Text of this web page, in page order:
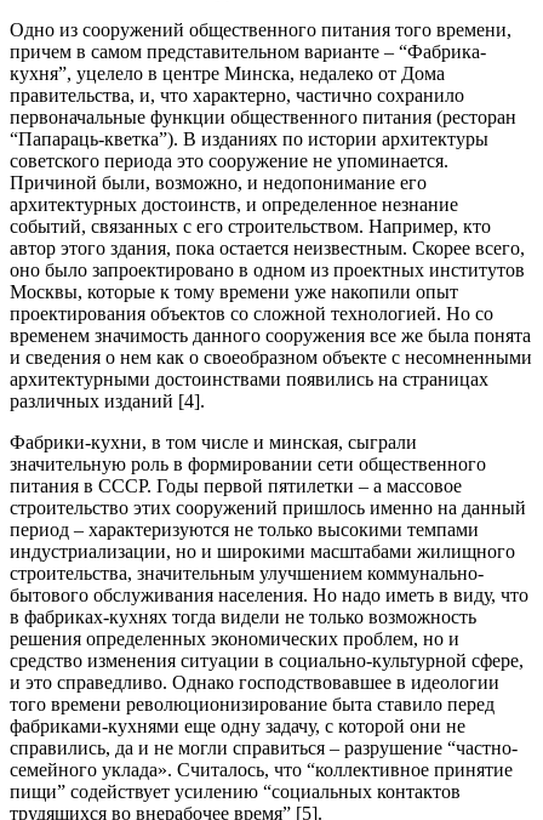
Одно из сооружений общественного питания того времени,
причем в самом представительном варианте – “Фабрика-
кухня”, уцелело в центре Минска, недалеко от Дома
правительства, и, что характерно, частично сохранило
первоначальные функции общественного питания (ресторан
“Папараць-кветка”). В изданиях по истории архитектуры
советского периода это сооружение не упоминается.
Причиной были, возможно, и недопонимание его
архитектурных достоинств, и определенное незнание
событий, связанных с его строительством. Например, кто
автор этого здания, пока остается неизвестным. Скорее всего,
оно было запроектировано в одном из проектных институтов
Москвы, которые к тому времени уже накопили опыт
проектирования объектов со сложной технологией. Но со
временем значимость данного сооружения все же была понята
и сведения о нем как о своеобразном объекте с несомненными
архитектурными достоинствами появились на страницах
различных изданий [4].
Фабрики-кухни, в том числе и минская, сыграли
значительную роль в формировании сети общественного
питания в СССР. Годы первой пятилетки – а массовое
строительство этих сооружений пришлось именно на данный
период – характеризуются не только высокими темпами
индустриализации, но и широкими масштабами жилищного
строительства, значительным улучшением коммунально-
бытового обслуживания населения. Но надо иметь в виду, что
в фабриках-кухнях тогда видели не только возможность
решения определенных экономических проблем, но и
средство изменения ситуации в социально-культурной сфере,
и это справедливо. Однако господствовавшее в идеологии
того времени революционизирование быта ставило перед
фабриками-кухнями еще одну задачу, с которой они не
справились, да и не могли справиться – разрушение “частно-
семейного уклада». Считалось, что “коллективное принятие
пищи” содействует усилению “социальных контактов
трудящихся во внерабочее время” [5].